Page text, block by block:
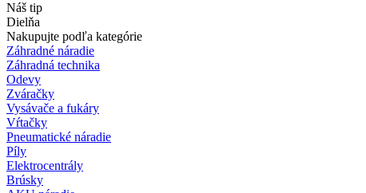
Náš tip
Dielňa
Nakupujte podľa kategórie
Záhradné náradie
Záhradná technika
Odevy
Zváračky
Vysávače a fukáry
Vŕtačky
Pneumatické náradie
Píly
Elektrocentrály
Brúsky